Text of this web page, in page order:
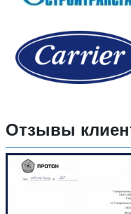
Отзывы